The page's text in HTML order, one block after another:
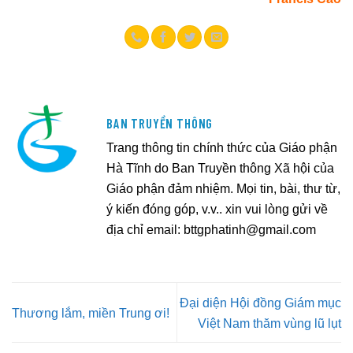
BAN TRUYỀN THÔNG
Trang thông tin chính thức của Giáo phận
Hà Tĩnh do Ban Truyền thông Xã hội của
Giáo phận đảm nhiệm. Mọi tin, bài, thư từ,
ý kiến đóng góp, v.v.. xin vui lòng gửi về
địa chỉ email: bttgphatinh@gmail.com
Thương lắm, miền Trung ơi!
Đại diện Hội đồng Giám mục
Việt Nam thăm vùng lũ lụt